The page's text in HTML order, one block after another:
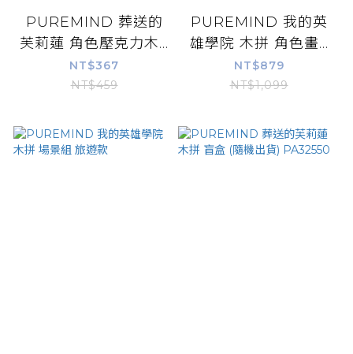
PUREMIND 葬送的
芙莉蓮 角色壓克力木...
NT$367
NT$459
PUREMIND 我的英
雄學院 木拼 角色畫...
NT$879
NT$1,099